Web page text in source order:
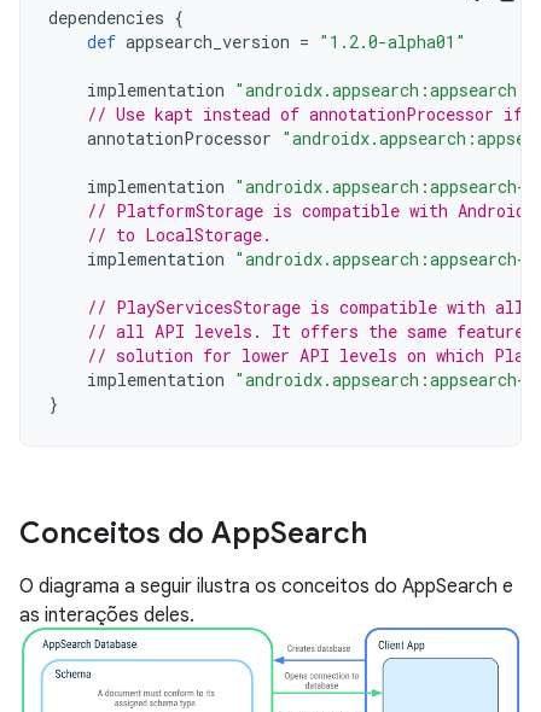
dependencies {
def appsearch_version = "1.2.0-alpha01"
implementation
// Use kapt instead of annotationProcessor if
annotationProcessor
implementation
// PlatformStorage is compatible with
// to LocalStorage.
implementation
// PlayServicesStorage is compatible with all
// all API levels. It offers the same features
// solution for lower API levels on which
implementation
}
Conceitos do AppSearch
O diagrama a seguir ilustra os conceitos do AppSearch e
as interações deles.